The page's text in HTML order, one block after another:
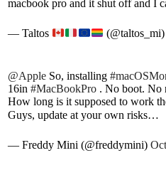
macbook pro and it shut off and I
— Taltos (@taltos_mi)
@Apple So, installing
16in #MacBookPro . No boot. No
How long is it supposed to work
Guys, update at your own risks…
— Freddy Mini (@freddymini)